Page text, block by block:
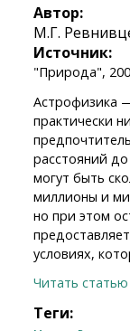
Автор:
М.Г.
Источник:
"Природа",
Астрофизика
практически
расстояний
могут быть
миллионы и
но при этом
условиях,
Читать статью
Теги: